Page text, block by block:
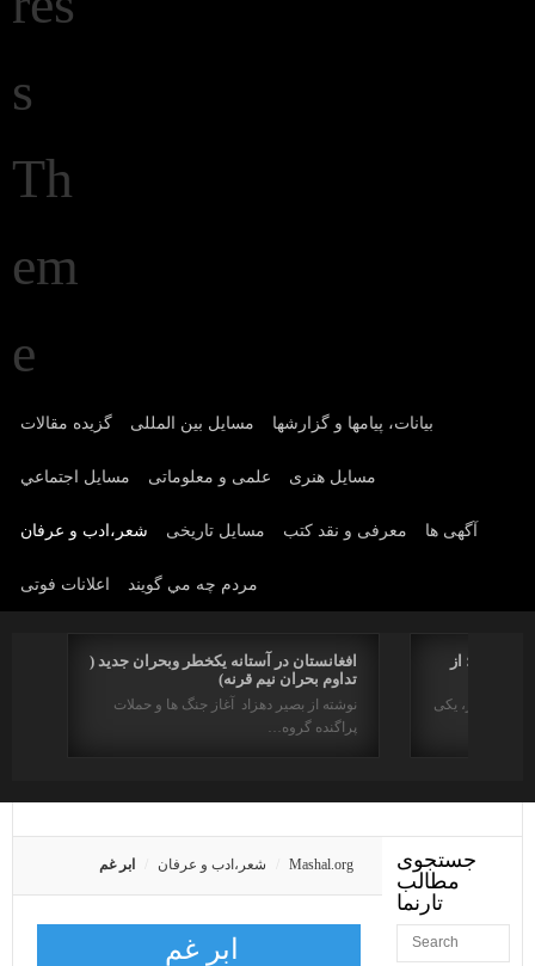
گزیده مقالات مسایل بین المللی بیانات، پیامها و گزارشها
مسايل اجتماعي علمی و معلوماتی مسايل هنری
شعر،ادب و عرفان مسایل تاریخی معرفی و نقد کتب آگهی ها
اعلانات فوتی مردم چه مي گويند
افغانستان در آستانه یکخطر وبحران جدید (
تداوم بحران نیم قرنه)
نوشته از بصیر دهزاد آغاز جنگ ها و حملات
پراگنده گروه…
دینی؛ از
سده اخیر، یکی
Mashal.org شعر،ادب و عرفان ابر غم
ابر غم
جستجوی
مطالب
تارنما